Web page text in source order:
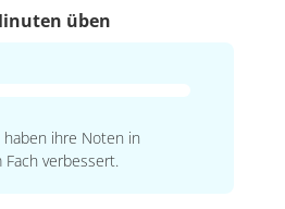
üben
ihre Noten in
verbessert.